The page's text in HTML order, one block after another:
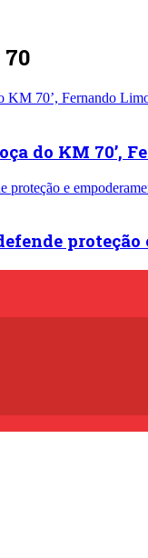
do KM 70’,